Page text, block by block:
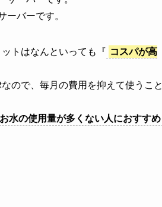
ーバーです。
トはなんといっても『 コスパが高
ので、毎月の費用を抑えて使うこと
水の使用量が多くない人におすすめ